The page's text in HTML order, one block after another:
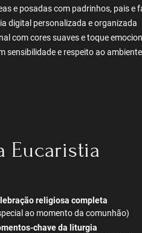
e posadas com padrinhos, pais e
digital personalizada e organizada
com cores suaves e toque
sensibilidade e respeito ao
Eucaristia
religiosa completa
ao momento da comunhão)
chave da liturgia